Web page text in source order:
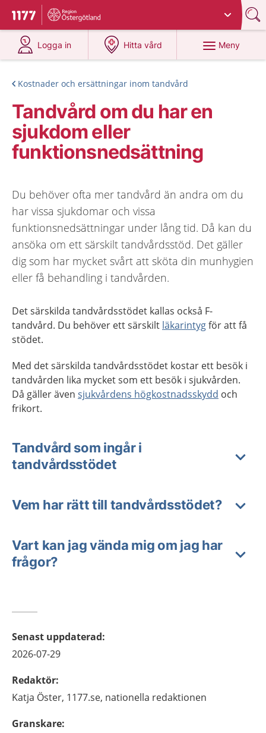
Till startsidan för 1177
Du har valt region
Logga in
på 1177.se
Hitta vård
på 1177.se
Meny
Kostnader och ersättningar inom tandvård
Tandvård om du har en
sjukdom eller
funktionsnedsättning
Du behöver ofta mer tandvård än andra om du
har vissa sjukdomar och vissa
funktionsnedsättningar under lång tid. Då kan du
ansöka om ett särskilt tandvårdsstöd. Det gäller
dig som har mycket svårt att sköta din munhygien
eller få behandling i tandvården.
Det särskilda tandvårdsstödet kallas också F-
tandvård. Du behöver ett särskilt läkarintygför att få
stödet.
Med det särskilda tandvårdsstödet kostar ett besök i
tandvården lika mycket som ett besök i sjukvården.
Då gäller även sjukvårdens högkostnadsskydd och
frikort.
Tandvård som ingår i
tandvårdsstödet
Vem har rätt till tandvårdsstödet?
Vart kan jag vända mig om jag har
frågor?
Senast uppdaterad:
2026-07-29
Redaktör:
Katja Öster, 1177.se, nationella redaktionen
Granskare: